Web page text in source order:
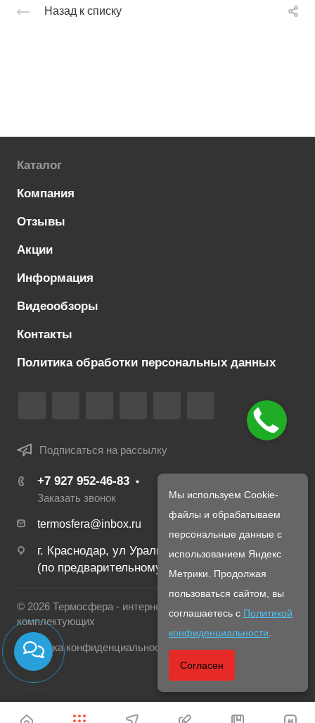
Назад к списку
Каталог
Компания
Отзывы
Акции
Информация
Видеообзоры
Контакты
Политика обработки персональных данных
Подписаться на рассылку
+7 927 952-46-83
Заказать звонок
termosfera@inbox.ru
г. Краснодар, ул Уральская, 134Б
(по предварительному созвону с менеджером)
© 2026 Термосфера - интернет магазин печей и
комплектующих
Политика конфиденциальности
Мы используем Cookie-
файлы и обрабатываем
персональные данные с
использованием Яндекс
Метрики. Продолжая
пользоваться сайтом, вы
соглашаетесь с Политикой
конфиденциальности
Согласен